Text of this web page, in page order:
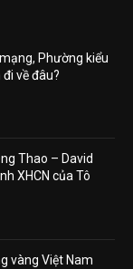
Phường kiểu
về đâu?
Thao – David
XHCN của Tô
vàng Việt Nam